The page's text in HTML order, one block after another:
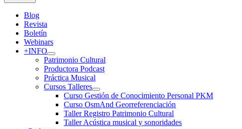
Blog
Revista
Boletín
Webinars
+INFO
Patrimonio Cultural
Productora Podcast
Práctica Musical
Cursos Talleres
Curso Gestión de Conocimiento Personal PKM
Curso OsmAnd Georreferenciación
Taller Registro Patrimonio Cultural
Taller Acústica musical y sonoridades